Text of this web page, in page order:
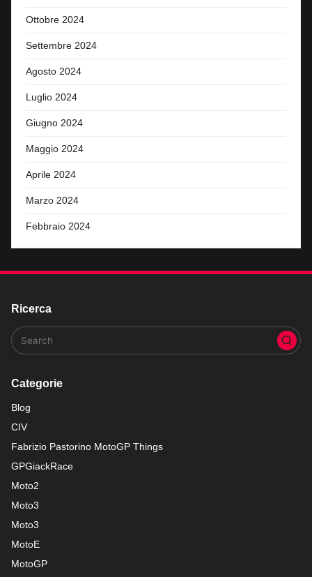
Ottobre 2024
Settembre 2024
Agosto 2024
Luglio 2024
Giugno 2024
Maggio 2024
Aprile 2024
Marzo 2024
Febbraio 2024
Ricerca
Categorie
Blog
CIV
Fabrizio Pastorino MotoGP Things
GPGiackRace
Moto2
Moto3
Moto3
MotoE
MotoGP